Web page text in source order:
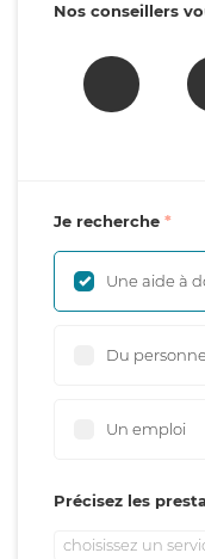
Nos conseillers
Je recherche
Une aide à
Du
Un emploi
Précisez les
choisissez un